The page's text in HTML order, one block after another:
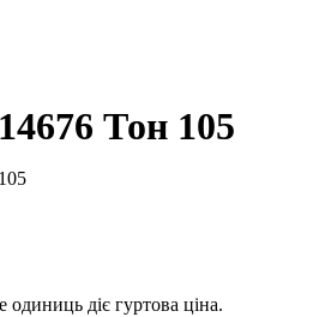
Тон 105
діє гуртова ціна.